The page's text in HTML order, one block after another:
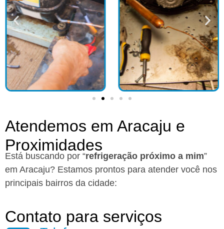
Atendemos em Aracaju e
Proximidades
Está buscando por “refrigeração próximo a mim”
em Aracaju? Estamos prontos para atender você nos
principais bairros da cidade:
Contato para serviços